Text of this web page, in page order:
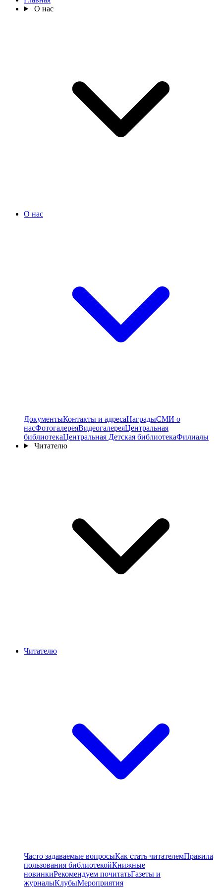
О нас
О нас
ДокументыКонтакты и адресаНаградыСМИ о
насФотогалереяВидеогалереяЦентральная
библиотекаЦентральная Детская библиотекаФилиалы
Читателю
Читателю
Часто задаваемые вопросыКак стать читателемПравила
пользования библиотекойКнижные
новинкиРекомендуем почитатьГазеты и
журналыКлубыМероприятия